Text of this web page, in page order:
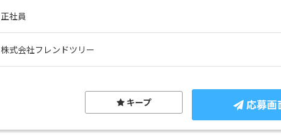
正社員
株式会社フレンドツリー
応募画
キープ